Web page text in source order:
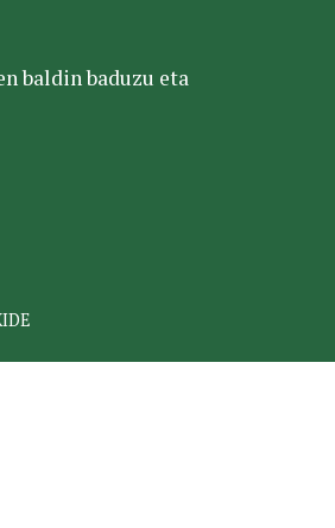
baldin baduzu eta